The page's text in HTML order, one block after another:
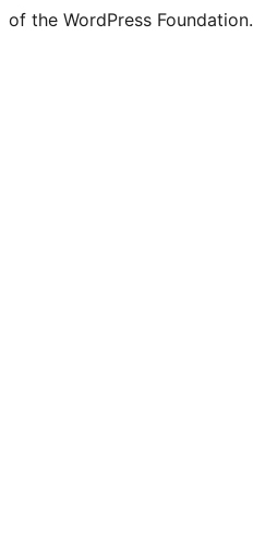
of the WordPress Foundation.